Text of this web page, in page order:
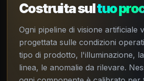
Costruita sultuo
Ogni pipeline di visione artificiale
progettata sulle condizioni
tipo di prodotto, l'illuminazione,
linea, le anomalie da rilevare.